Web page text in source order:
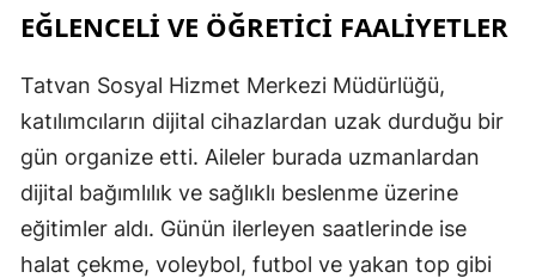
EĞLENCELİ VE ÖĞRETİCİ FAALİYETLER
Tatvan Sosyal Hizmet Merkezi Müdürlüğü,
katılımcıların dijital cihazlardan uzak durduğu bir
gün organize etti. Aileler burada uzmanlardan
dijital bağımlılık ve sağlıklı beslenme üzerine
eğitimler aldı. Günün ilerleyen saatlerinde ise
halat çekme, voleybol, futbol ve yakan top gibi